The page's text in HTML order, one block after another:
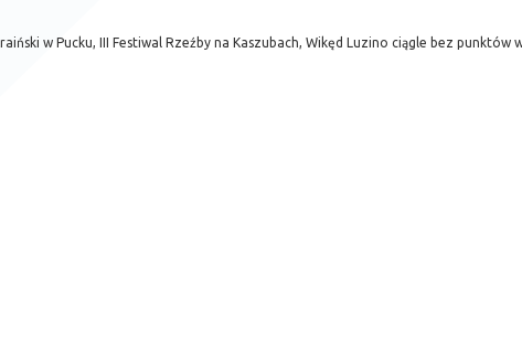
w Pucku, III Festiwal Rzeźby na Kaszubach, Wikęd Luzino ciągle bez punktów